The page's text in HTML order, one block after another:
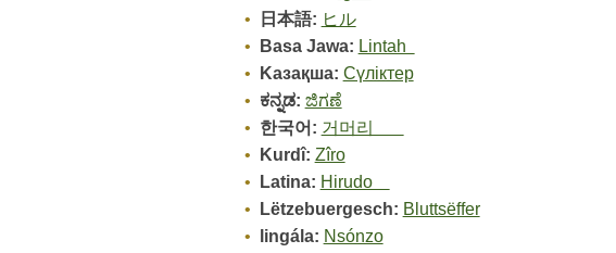
日本語: ヒル
Basa Jawa: Lintah
Kазақша: Сүліктер
ಕನ್ನಡ: ಜಿಗಣೆ
한국어: 거머리
Kurdî: Zîro
Latina: Hirudo
Lëtzebuergesch: Bluttsëffer
lingála: Nsónzo